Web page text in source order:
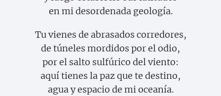
en mi desordenada geología.
Tu vienes de abrasados corredores,
de túneles mordidos por el odio,
por el salto sulfúrico del viento:
aquí tienes la paz que te destino,
agua y espacio de mi oceanía.